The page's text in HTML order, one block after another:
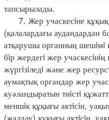
тапсырылады.
7. Жер учаскесiне құқық
(қалалардағы аудандардан
атқарушы органның шешiмi
бiр жердегi жер учаскесiнiң
жүргiзiледi және жер
аумақтық органдар жер
куәландыратын тиiстi
меншiк құқығы актiсiн,
(жалдау) құқығы актiсiн,